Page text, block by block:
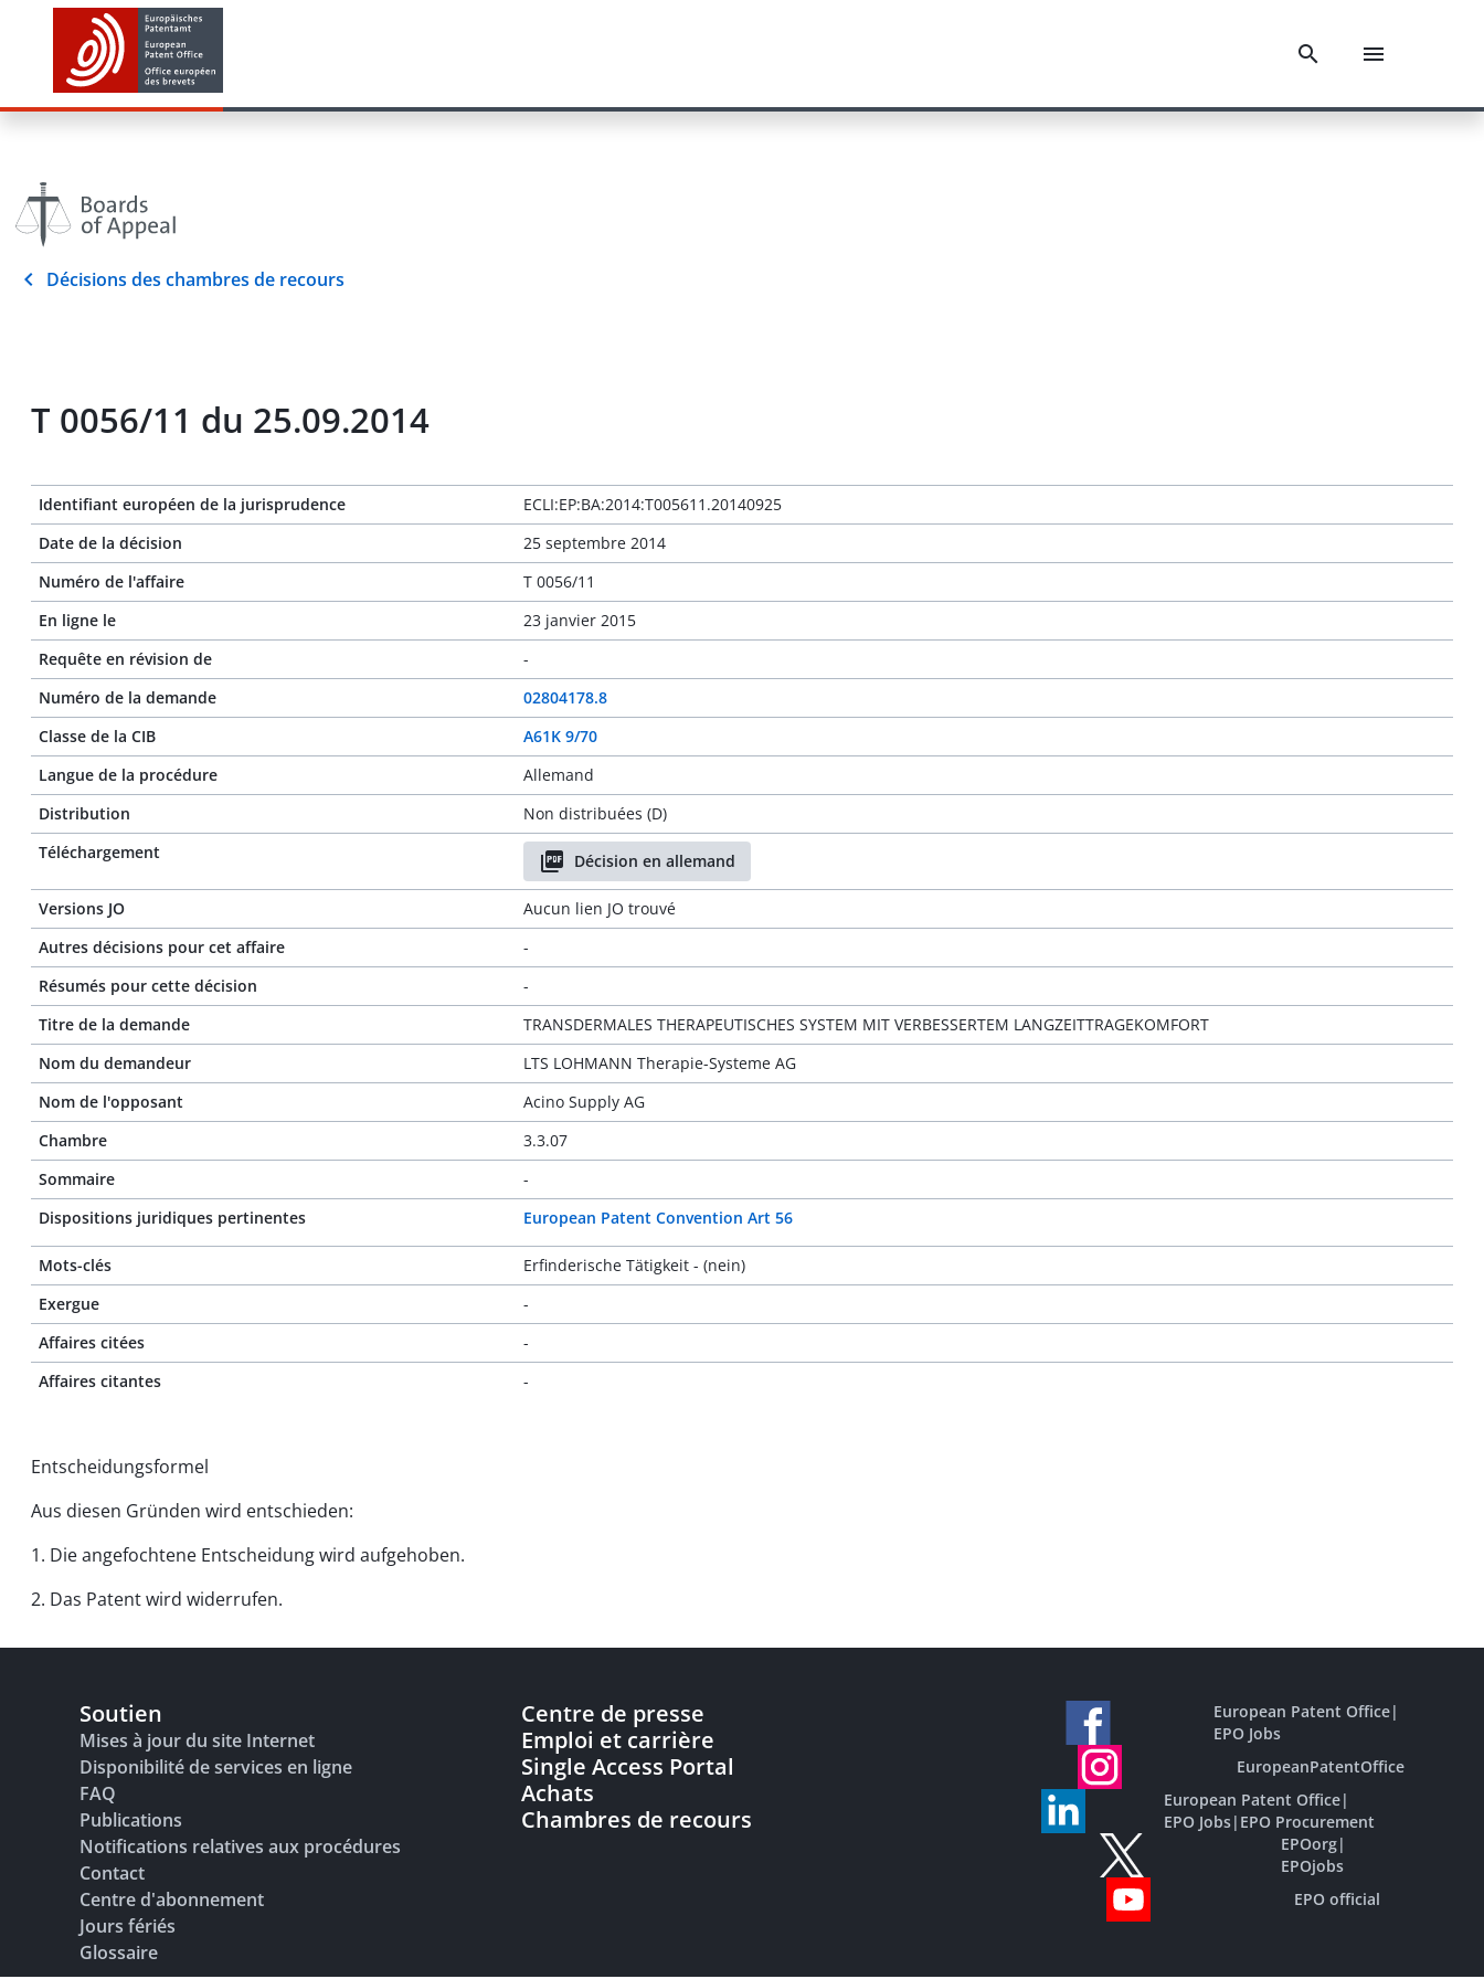
Décisions des chambres de recours
T 0056/11 du 25.09.2014
Identifiant européen de la jurisprudence
ECLI:EP:BA:2014:T005611.20140925
Date de la décision
25 septembre 2014
Numéro de l'affaire
T 0056/11
En ligne le
23 janvier 2015
Requête en révision de
-
Numéro de la demande
02804178.8
Classe de la CIB
A61K 9/70
Langue de la procédure
Allemand
Distribution
Non distribuées (D)
Téléchargement
Décision en allemand
Versions JO
Aucun lien JO trouvé
Autres décisions pour cet affaire
-
Résumés pour cette décision
-
Titre de la demande
TRANSDERMALES THERAPEUTISCHES SYSTEM MIT VERBESSERTEM LANGZEITTRAGEKOMFORT
Nom du demandeur
LTS LOHMANN Therapie-Systeme AG
Nom de l'opposant
Acino Supply AG
Chambre
3.3.07
Sommaire
-
Dispositions juridiques pertinentes
European Patent Convention Art 56
Mots-clés
Erfinderische Tätigkeit - (nein)
Exergue
-
Affaires citées
-
Affaires citantes
-
Entscheidungsformel
Aus diesen Gründen wird entschieden:
1. Die angefochtene Entscheidung wird aufgehoben.
2. Das Patent wird widerrufen.
Soutien
Mises à jour du site Internet
Disponibilité de services en ligne
FAQ
Publications
Notifications relatives aux procédures
Contact
Centre d'abonnement
Jours fériés
Glossaire
Centre de presse
Emploi et carrière
Single Access Portal
Achats
Chambres de recours
European Patent Office|
EPO Jobs
EuropeanPatentOffice
European Patent Office|
EPO Jobs| EPO Procurement
EPOorg|
EPOjobs
EPO official